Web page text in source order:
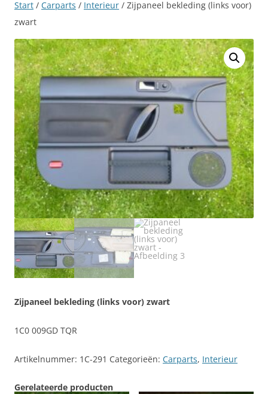
Start / Carparts / Interieur / Zijpaneel bekleding (links voor)
zwart
Zijpaneel bekleding (links voor) zwart
1C0 009GD TQR
Artikelnummer: 1C-291 Categorieën: Carparts, Interieur
Gerelateerde producten